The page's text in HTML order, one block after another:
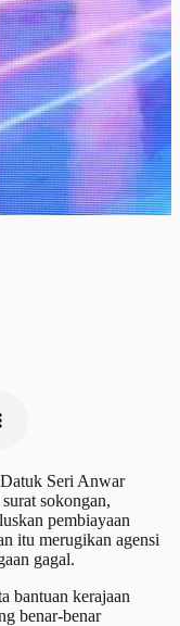
Seri Anwar
sokongan,
pembiayaan
itu merugikan agensi
gagal.
bantuan kerajaan
benar-benar